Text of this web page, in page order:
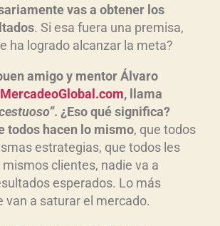
vas a obtener los
. Si esa fuera una premisa,
ha logrado alcanzar la meta?
amigo y mentor Álvaro
MercadeoGlobal.com, llama
. ¿Eso qué significa?
todos hacen lo mismo, que todos
estrategias, que todos les
clientes, nadie va a
esperados. Lo más
van a saturar el mercado.